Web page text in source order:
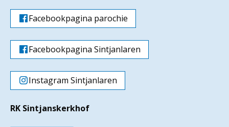
Facebookpagina parochie
Facebookpagina Sintjanlaren
Instagram Sintjanlaren
RK Sintjanskerkhof